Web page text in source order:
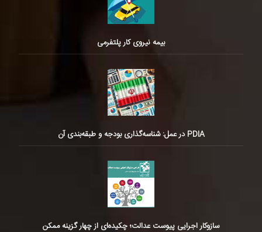
بیمه نیروی کار پلتفرمی
PDIA در عمل: شناسه‌گذاری بودجه و طبقه‌بندی آن
سازوکار اجرایی پیوست عدالت؛ چکیده‌ای از چهار گزینه ممکن